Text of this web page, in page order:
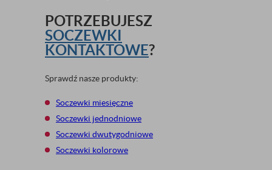
POTRZEBUJESZ
SOCZEWKI
KONTAKTOWE?
Sprawdź nasze produkty:
Soczewki miesięczne
Soczewki jednodniowe
Soczewki dwutygodniowe
Soczewki kolorowe